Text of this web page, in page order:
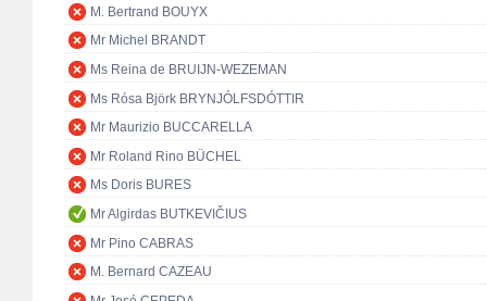
M. Bertrand BOUYX
Mr Michel BRANDT
Ms Reina de BRUIJN-WEZEMAN
Ms Rósa Björk BRYNJÓLFSDÓTTIR
Mr Maurizio BUCCARELLA
Mr Roland Rino BÜCHEL
Ms Doris BURES
Mr Algirdas BUTKEVIČIUS
Mr Pino CABRAS
M. Bernard CAZEAU